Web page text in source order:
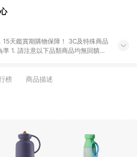
天鑑賞期購物保障！ 3C及特殊商品
饋：
立得 [2024/6/1起適用] -內接硬
回饋者 - 購物中心商店之商品：商
/購物金/超贈點/福利金/紅利折抵/折
採購或批發轉賣不具回饋資格： 如
購、批發轉賣而非最終消費使用者，
之認定為準
榜 商品描述